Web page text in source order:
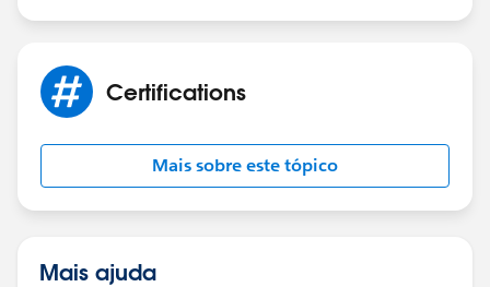
Certifications
Mais sobre este tópico
Mais ajuda